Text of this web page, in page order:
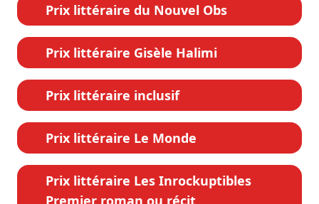
Prix littéraire du Nouvel Obs
Prix littéraire Gisèle Halimi
Prix littéraire inclusif
Prix littéraire Le Monde
Prix littéraire Les Inrockuptibles
Premier roman ou récit